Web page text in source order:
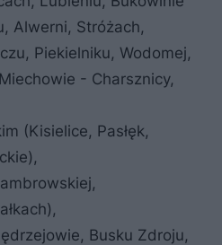
Alwerni, Stróżach,
Piekielniku, Wodomej,
- Charsznicy,
(Kisielice, Pasłęk,
Busku Zdroju,